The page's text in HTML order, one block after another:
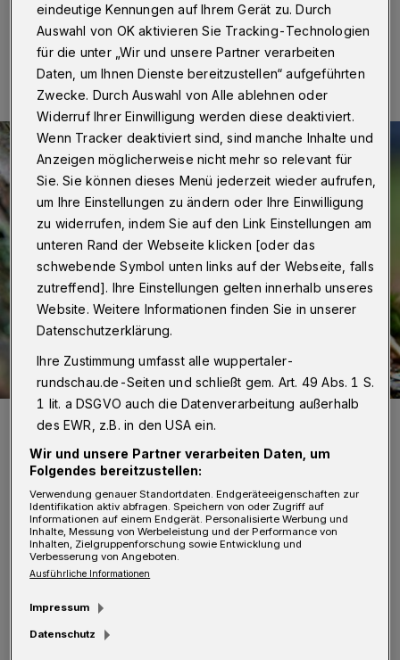
Eine Minute Lesezeit
W enn die Temperaturen nachts auf etwa
7 bis 8 Grad ansteigen, starten die
Amphibien ihre Wanderung zum nächsten
Teich oder Tümpel um sich zu paaren und ihre
eindeutige Kennungen auf Ihrem Gerät zu. Durch
Auswahl von OK aktivieren Sie Tracking-Technologien
für die unter „Wir und unsere Partner verarbeiten
Daten, um Ihnen Dienste bereitzustellen“ aufgeführten
Zwecke. Durch Auswahl von Alle ablehnen oder
Widerruf Ihrer Einwilligung werden diese deaktiviert.
Wenn Tracker deaktiviert sind, sind manche Inhalte und
Anzeigen möglicherweise nicht mehr so relevant für
Sie. Sie können dieses Menü jederzeit wieder aufrufen,
um Ihre Einstellungen zu ändern oder Ihre Einwilligung
zu widerrufen, indem Sie auf den Link Einstellungen am
unteren Rand der Webseite klicken [oder das
schwebende Symbol unten links auf der Webseite, falls
zutreffend]. Ihre Einstellungen gelten innerhalb unseres
Website. Weitere Informationen finden Sie in unserer
Datenschutzerklärung.
Ihre Zustimmung umfasst alle wuppertaler-
rundschau.de-Seiten und schließt gem. Art. 49 Abs. 1 S.
1 lit. a DSGVO auch die Datenverarbeitung außerhalb
des EWR, z.B. in den USA ein.
Wir und unsere Partner verarbeiten Daten, um
Folgendes bereitzustellen:
Verwendung genauer Standortdaten. Endgeräteeigenschaften zur
Identifikation aktiv abfragen. Speichern von oder Zugriff auf
Informationen auf einem Endgerät. Personalisierte Werbung und
Inhalte, Messung von Werbeleistung und der Performance von
Inhalten, Zielgruppenforschung sowie Entwicklung und
Verbesserung von Angeboten.
Ausführliche Informationen
Impressum
Datenschutz